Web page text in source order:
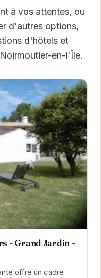
à vos attentes, ou
d'autres options,
d'hôtels et
en-l'Île.
- Grand Jardin -
offre un cadre